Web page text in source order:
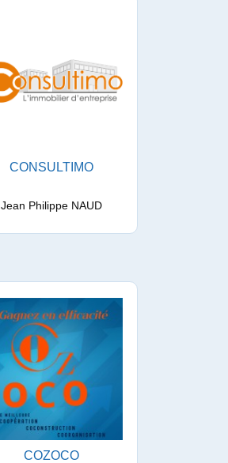
CONSULTIMO
Jean Philippe NAUD
COZOCO